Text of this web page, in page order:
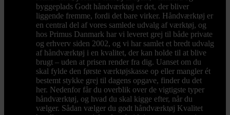
byggeplads Godt håndværktøj er det, der bliver
liggende fremme, fordi det bare virker. Håndværktøj er
en central del af vores samlede udvalg af værktøj, og
hos Primus Danmark har vi leveret grej til både private
og erhverv siden 2002, og vi har samlet et bredt udvalg
af håndværktøj i en kvalitet, der kan holde til at blive
brugt – uden at prisen render fra dig. Uanset om du
skal fylde den første værktøjskasse op eller mangler ét
bestemt stykke grej til dagens opgave, finder du det
her. Nedenfor får du overblik over de vigtigste typer
håndværktøj, og hvad du skal kigge efter, når du
vælger. Sådan vælger du godt håndværktøj Kvalitet